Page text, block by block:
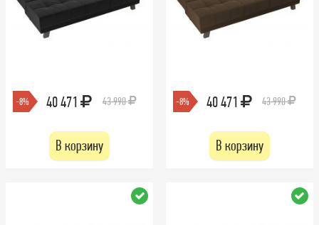
-8% 40 471 43 990
В корзину
-8% 40 471 43 990
В корзину